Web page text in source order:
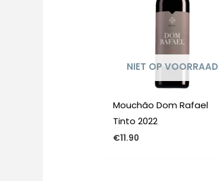
NIET OP VOORRAAD
Mouchão Dom Rafael
Tinto 2022
€11.90